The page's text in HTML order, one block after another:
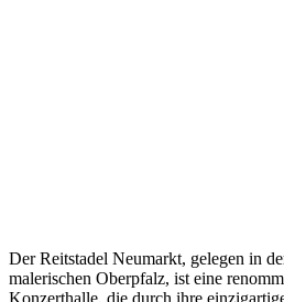
Der Reitstadel Neumarkt, gelegen in
malerischen Oberpfalz, ist eine